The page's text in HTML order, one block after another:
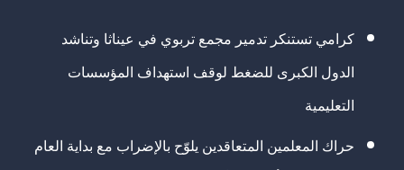
كرامي تستنكر تدمير مجمع تربوي في عيناثا وتناشد
الدول الكبرى للضغط لوقف استهداف المؤسسات
التعليمية
حراك المعلمين المتعاقدين يلوّح بالإضراب مع بداية العام